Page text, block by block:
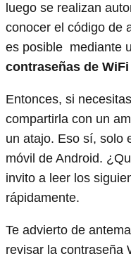
luego se realizan
conocer el código de
es posible mediante
contraseñas de
Entonces, si
compartirla con un
un atajo. Eso sí, solo
móvil de Android.
invito a leer los
rápidamente.
Te advierto de
revisar la contraseña